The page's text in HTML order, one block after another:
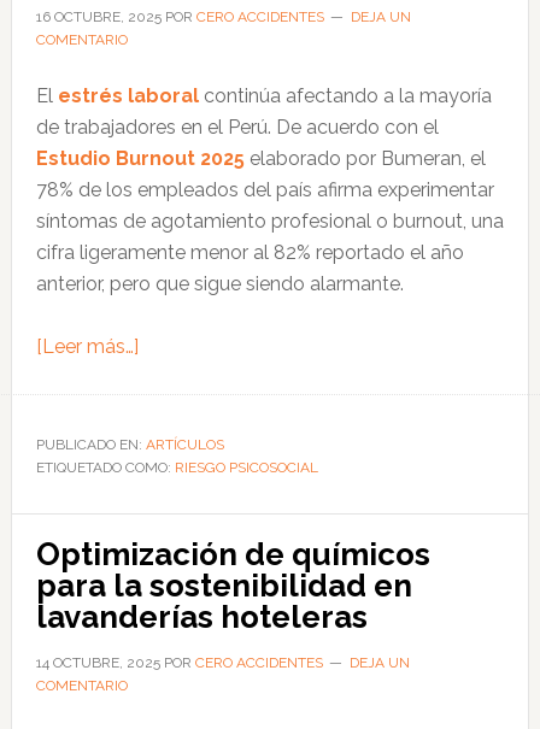
la
16 OCTUBRE, 2025POR CERO ACCIDENTES
DEJA UN
COMENTARIO
El estrés laboral continúa afectando a la mayoría
de trabajadores en el Perú. De acuerdo con el
Estudio Burnout 2025 elaborado por Bumeran, el
78% de los empleados del país afirma experimentar
síntomas de agotamiento profesional o burnout, una
cifra ligeramente menor al 82% reportado el año
anterior, pero que sigue siendo alarmante.
[Leer más…]acerca
laboral:
casi
cada
10
peruanos
sufre
PUBLICADO EN: ARTÍCULOS
ETIQUETADO COMO: RIESGO PSICOSOCIAL
Optimización de químicos
para la sostenibilidad en
lavanderías hoteleras
14 OCTUBRE, 2025POR CERO ACCIDENTES
DEJA UN
COMENTARIO